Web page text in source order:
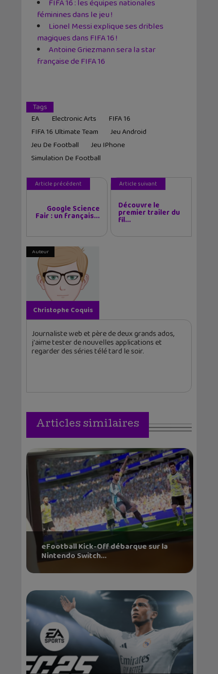
FIFA 16 : les équipes nationales
féminines dans le jeu !
Lionel Messi explique ses dribles
magiques dans FIFA 16 !
Antoine Griezmann sera la star
française de FIFA 16
Tags
EA
Electronic Arts
FIFA 16
FIFA 16 Ultimate Team
Jeu Android
Jeu De Football
Jeu IPhone
Simulation De Football
Article précédent
Google Science
Fair : un français...
Article suivant
Découvre le
premier trailer du
fil...
Auteur
Christophe Coquis
Journaliste web et père de deux grands ados,
j'aime tester de nouvelles applications et
regarder des séries télé tard le soir.
Articles similaires
eFootball Kick-Off débarque sur la
Nintendo Switch...